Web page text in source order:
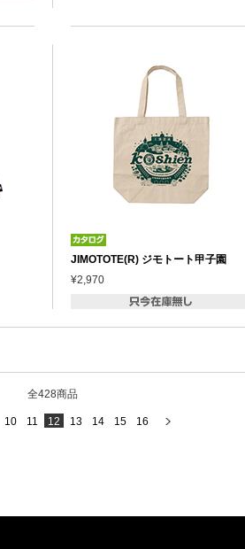
JIMOTOTE(R) ジモトート甲子園
¥2,970
全428商品
10 11 12 13 14 15 16